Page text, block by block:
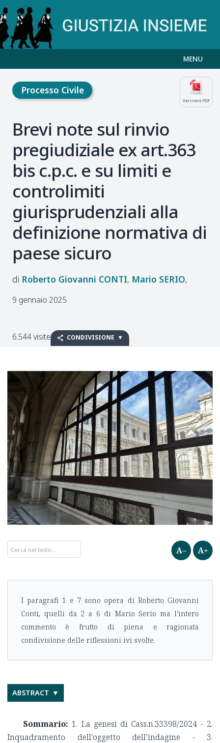
MENU
Versione PDF
Processo Civile
Brevi note sul rinvio
pregiudiziale ex art.363
bis c.p.c. e su limiti e
controlimiti
giurisprudenziali alla
definizione normativa di
paese sicuro
Roberto Giovanni CONTI Mario SERIO
9 gennaio 2025
6.544 visite CONDIVISIONE
A– A+
I paragrafi 1 e 7 sono opera di Roberto Giovanni
Conti, quelli da 2 a 6 di Mario Serio ma l’intero
commento è frutto di piena e ragionata
condivisione delle riflessioni ivi svolte.
ABSTRACT
Sommario: 1. La genesi di Cass.n.33398/2024 - 2.
Inquadramento dell'oggetto dell’indagine - 3.